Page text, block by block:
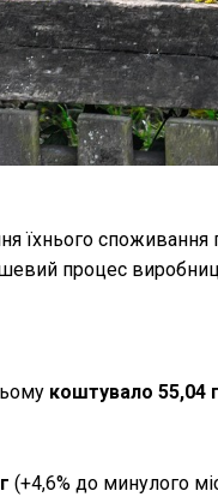
їхнього
процес
коштувало 55,04
(+4,6% до минулого